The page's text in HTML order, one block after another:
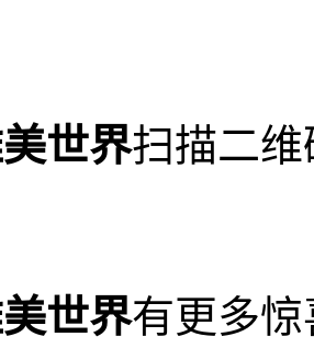
世界扫描二
世界有更多